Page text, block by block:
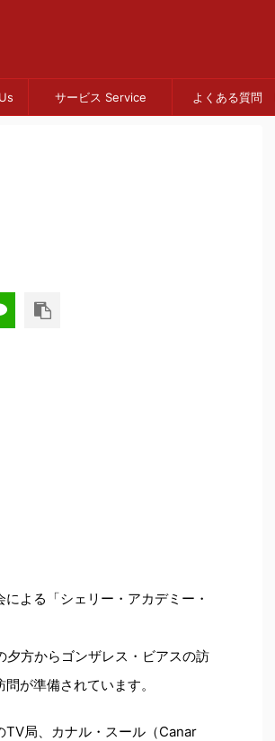
サービス Service よくある質問
よる「シェリー・アカデミー・
夕方からゴンザレス・ビアスの訪
が準備されています。
TV局、カナル・スール（Canar